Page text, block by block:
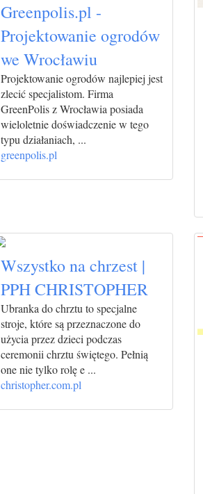
Greenpolis.pl -
Projektowanie ogrodów
we Wrocławiu
Projektowanie ogrodów najlepiej jest
zlecić specjalistom. Firma
GreenPolis z Wrocławia posiada
wieloletnie doświadczenie w tego
typu działaniach, ...
greenpolis.pl
Wszystko na chrzest |
PPH CHRISTOPHER
Ubranka do chrztu to specjalne
stroje, które są przeznaczone do
użycia przez dzieci podczas
ceremonii chrztu świętego. Pełnią
one nie tylko rolę e ...
christopher.com.pl